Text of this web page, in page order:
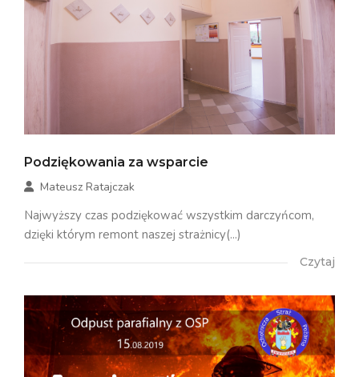
Podziękowania za wsparcie
Mateusz Ratajczak
Najwyższy czas podziękować wszystkim darczyńcom,
dzięki którym remont naszej strażnicy(...)
Czytaj